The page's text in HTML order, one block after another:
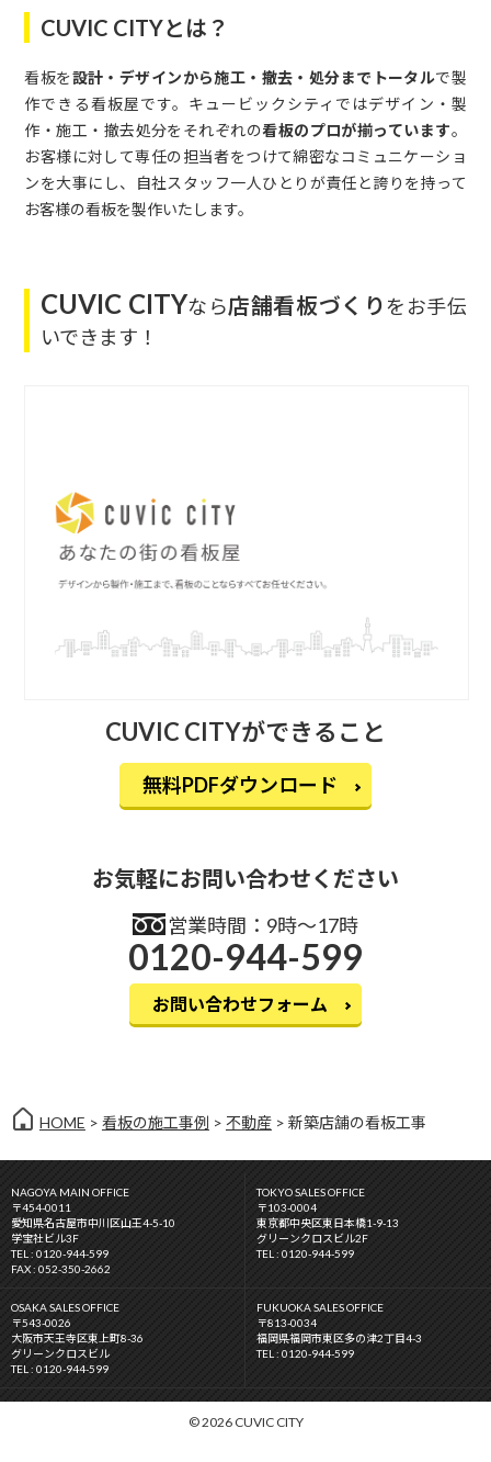
CUVIC CITYとは？
看板を設計・デザインから施工・撤去・処分までトータルで製
作できる看板屋です。キュービックシティではデザイン・製
作・施工・撤去処分をそれぞれの看板のプロが揃っています。
お客様に対して専任の担当者をつけて綿密なコミュニケーショ
ンを大事にし、自社スタッフ一人ひとりが責任と誇りを持って
お客様の看板を製作いたします。
CUVIC CITYなら店舗看板づくりをお手伝
いできます！
CUVIC CITYができること
無料PDFダウンロード
お気軽にお問い合わせください
営業時間：9時〜17時
0120-944-599
お問い合わせフォーム
HOME > 看板の施工事例 > 不動産> 新築店舗の看板工事
NAGOYA MAIN OFFICE
〒454-0011
愛知県名古屋市中川区山王4-5-10
学宝社ビル3F
TEL : 0120-944-599
FAX : 052-350-2662
TOKYO SALES OFFICE
〒103-0004
東京都中央区東日本橋1-9-13
グリーンクロスビル2F
TEL : 0120-944-599
OSAKA SALES OFFICE
〒543-0026
大阪市天王寺区東上町8-36
グリーンクロスビル
TEL : 0120-944-599
FUKUOKA SALES OFFICE
〒813-0034
福岡県福岡市東区多の津2丁目4-3
TEL : 0120-944-599
© 2026 CUVIC CITY